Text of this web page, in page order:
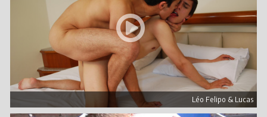
Léo Felipo & Lucas